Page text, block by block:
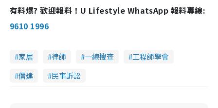
有料爆? 歡迎報料！U Lifestyle WhatsApp 報料專線:
9610 1996
家居 律師 一線搜查
工程師學會
僭建
民事訴訟